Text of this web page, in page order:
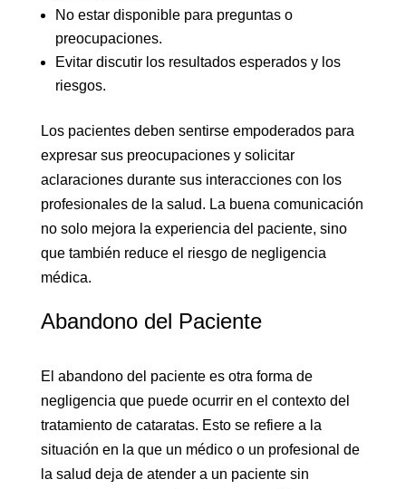
No estar disponible para preguntas o
preocupaciones.
Evitar discutir los resultados esperados y los
riesgos.
Los pacientes deben sentirse empoderados para
expresar sus preocupaciones y solicitar
aclaraciones durante sus interacciones con los
profesionales de la salud. La buena comunicación
no solo mejora la experiencia del paciente, sino
que también reduce el riesgo de negligencia
médica.
Abandono del Paciente
El abandono del paciente es otra forma de
negligencia que puede ocurrir en el contexto del
tratamiento de cataratas. Esto se refiere a la
situación en la que un médico o un profesional de
la salud deja de atender a un paciente sin